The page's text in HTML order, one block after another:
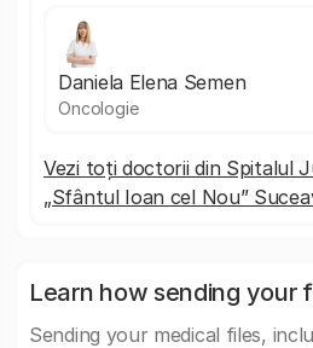
Daniela Elena Semen
Oncologie
Vezi toți doctorii din Spitalul
„Sfântul Ioan cel Nou”
Learn how sending your
Sending your medical files,